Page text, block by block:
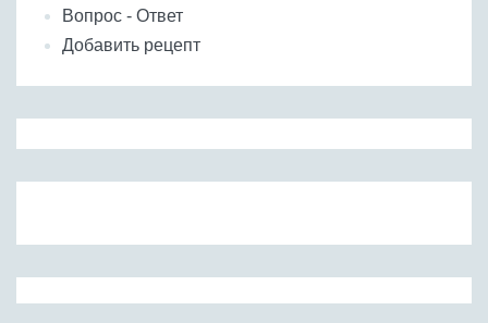
Вопрос - Ответ
Добавить рецепт